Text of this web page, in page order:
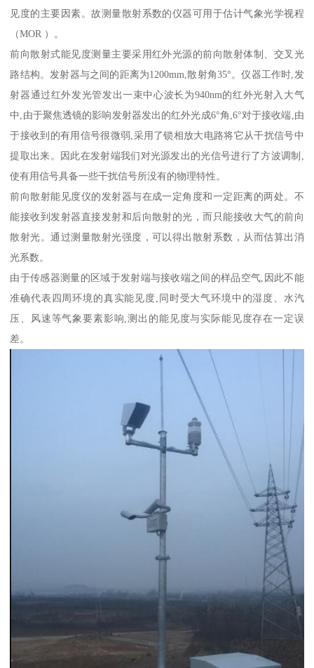
见度的主要因素。故测量散射系数的仪器可用于估计气象光学视程
（MOR ）。
前向散射式能见度测量主要采用红外光源的前向散射体制、交叉光
路结构。发射器与之间的距离为1200mm,散射角35°。仪器工作时,发
射器通过红外发光管发出一束中心波长为940nm的红外光射入大气
中,由于聚焦透镜的影响发射器发出的红外光成6°角,6°对于接收端,由
于接收到的有用信号很微弱,采用了锁相放大电路将它从干扰信号中
提取出来。因此在发射端我们对光源发出的光信号进行了方波调制,
使有用信号具备一些干扰信号所没有的物理特性。
前向散射能见度仪的发射器与在成一定角度和一定距离的两处。不
能接收到发射器直接发射和后向散射的光，而只能接收大气的前向
散射光。通过测量散射光强度，可以得出散射系数，从而估算出消
光系数。
由于传感器测量的区域于发射端与接收端之间的样品空气,因此不能
准确代表四周环境的真实能见度,同时受大气环境中的湿度、水汽
压、风速等气象要素影响,测出的能见度与实际能见度存在一定误
差。